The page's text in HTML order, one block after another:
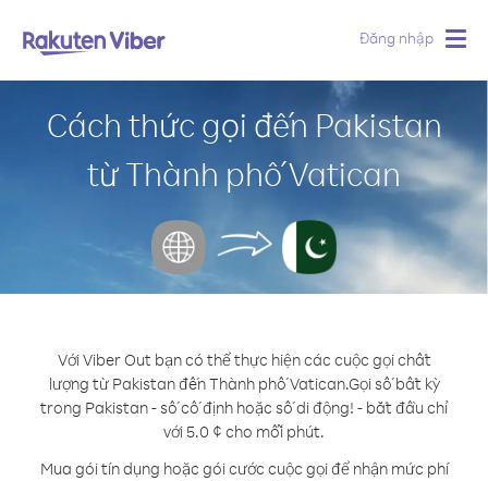
Đăng nhập
Cách thức gọi đến Pakistan
từ Thành phố Vatican
Với Viber Out bạn có thể thực hiện các cuộc gọi chất
lượng từ Pakistan đến Thành phố Vatican.Gọi số bất kỳ
trong Pakistan - số cố định hoặc số di động! - bắt đầu chỉ
với 5.0 ¢ cho mỗi phút.
Mua gói tín dụng hoặc gói cước cuộc gọi để nhận mức phí